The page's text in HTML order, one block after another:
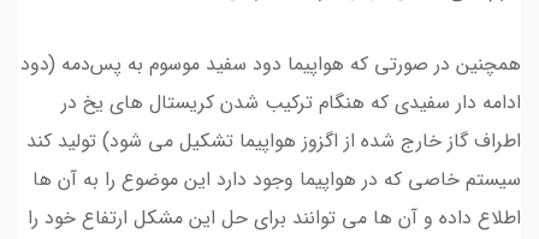
همچنین در صورتی که هواپیما دود سفید موسوم به پس‌دمه (دود
ادامه دار سفیدی که هنگام ترکیب شدن کریستال های یخ در
اطراف گاز خارج شده از اگزوز هواپیما تشکیل می شود) تولید کند
سیستم خاصی که در هواپیما وجود دارد این موضوع را به آن ها
اطلاع داده و آن ها می توانند برای حل این مشکل ارتفاع خود را